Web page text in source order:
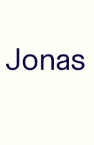
Jonas